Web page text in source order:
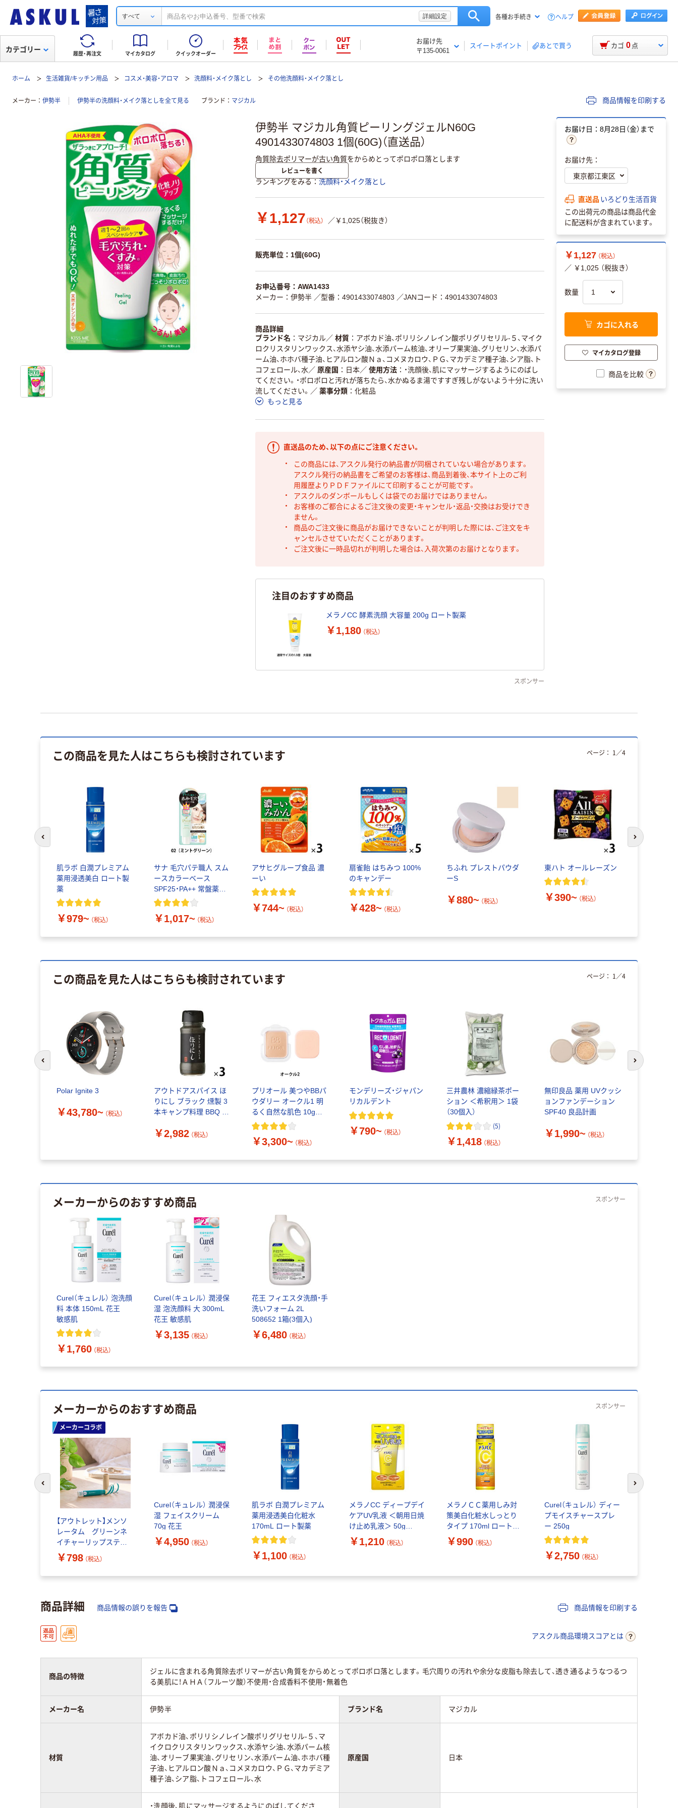
すべて 詳細設定 各種お手続き ヘルプ
履歴・再注文 マイカタログ クイックオーダー
お届け先
〒135-0061
スイートポイント あとで買う
カテゴリー カゴ 0 点
ホーム 生活雑貨/キッチン用品 コスメ・美容・アロマ 洗顔料・メイク落とし その他洗顔料・メイク落とし
メーカー 伊勢半 伊勢半の洗顔料・メイク落としを全て見る ブランド マジカル 商品情報を印刷する
伊勢半 マジカル角質ピーリングジェルN60G
4901433074803 1個(60G)（直送品）
角質除去ポリマーが古い角質をからめとってポロポロ落とします
レビューを書く
ランキングをみる 洗顔料・メイク落とし
￥1,127 （税込） ／￥1,025（税抜き）
販売単位：1個(60G)
お申込番号：AWA1433
メーカー：伊勢半 ／型番：4901433074803 ／JANコード：4901433074803
商品詳細
ブランド名
マジカル／ 材質
アボカド油、ポリリシノレイン酸ポリグリセリル-５、マイク
ロクリスタリンワックス、水添ヤシ油、水添パーム核油、オリーブ果実油、グリセリン、水添パ
ーム油、ホホバ種子油、ヒアルロン酸Ｎａ、コメヌカロウ、ＰＧ、マカデミア種子油、シア脂、ト
コフェロール、水 ／ 原産国 日本／ 使用方法
・洗顔後、肌にマッサージするようにのばし
てください。・ポロポロと汚れが落ちたら、水かぬるま湯ですすぎ残しがないよう十分に洗い
流してください。 ／ 薬事分類
化粧品
もっと見る
直送品のため、以下の点にご注意ください。
この商品には、アスクル発行の納品書が同梱されていない場合があります。
アスクル発行の納品書をご希望のお客様は、商品到着後、本サイト上のご利
用履歴よりＰＤＦファイルにて印刷することが可能です。
アスクルのダンボールもしくは袋でのお届けではありません。
お客様のご都合によるご注文後の変更・キャンセル・返品・交換はお受けでき
ません。
商品のご注文後に商品がお届けできないことが判明した際には、ご注文をキ
ャンセルさせていただくことがあります。
ご注文後に一時品切れが判明した場合は、入荷次第のお届けとなります。
注目のおすすめ商品
メラノCC 酵素洗顔 大容量 200g ロート製薬
￥1,180 （税込）
スポンサー
お届け日：8月28日（金）まで
お届け先：
直送品 いろどり生活百貨
この出荷元の商品は商品代金
に配送料が含まれています。
￥1,127 （税込）
／ ￥1,025 （税抜き）
数量
カゴに入れる
マイカタログ登録
商品を比較
この商品を見た人はこちらも検討されています
肌ラボ 白潤プレミアム
薬用浸透美白 ロート製
薬
￥979~ （税込）
サナ 毛穴パテ職人 スム
ースカラーベース
SPF25・PA++ 常盤薬品
工業
￥1,017~ （税込）
アサヒグループ食品 濃
ーい
￥744~ （税込）
扇雀飴 はちみつ 100%
のキャンデー
￥428~ （税込）
ちふれ プレストパウダ
ーS
￥880~ （税込）
東ハト オールレーズン
￥390~ （税込）
ページ： 1 ／4
次のスライド
この商品を見た人はこちらも検討されています
Polar Ignite 3
￥43,780~ （税込）
アウトドアスパイス ほ
りにし ブラック 燻製 3
本キャンプ料理 BBQ バ
万能調味料 ミモナ
￥2,982 （税込）
プリオール 美つやBBパ
ウダリー オークル1 明
るく自然な肌色 10g
SPF22・PA++ 資生堂
￥3,300~ （税込）
モンデリーズ・ジャパン
リカルデント
￥790~ （税込）
三井農林 濃縮緑茶ポー
ション ＜希釈用＞ 1袋
（30個入）
(5)
￥1,418 （税込）
無印良品 薬用 UVクッシ
ョンファンデーション
SPF40 良品計画
￥1,990~ （税込）
ページ： 1 ／4
前のスライドへ 次のスライド
メーカーからのおすすめ商品 スポンサー
Curel（キュレル） 泡洗顔
料 本体 150mL 花王
敏感肌
￥1,760 （税込）
Curel（キュレル） 潤浸保
湿 泡洗顔料 大 300mL
花王 敏感肌
￥3,135 （税込）
花王 フィエスタ洗顔・手
洗いフォーム 2L
508652 1箱(3個入)
￥6,480 （税込）
メーカーからのおすすめ商品 スポンサー
メーカーコラボ
【アウトレット】メンソ
レータム グリーンネ
イチャーリップスティ
ック 4.8g ロート製薬
限定
￥798 （税込）
Curel（キュレル） 潤浸保
湿 フェイスクリーム
70g 花王
￥4,950 （税込）
肌ラボ 白潤プレミアム
薬用浸透美白化粧水
170mL ロート製薬
￥1,100 （税込）
メラノCC ディープデイ
ケアUV乳液 ＜朝用日焼
け止め乳液＞ 50g
SPF50+・PA++++ ロート
製薬
￥1,210 （税込）
メラノＣＣ薬用しみ対
策美白化粧水しっとり
タイプ 170ml ロート製
薬
￥990 （税込）
Curel（キュレル） ディー
プモイスチャースプレ
ー 250g
￥2,750 （税込）
前のスライドへ 次のスライド
商品詳細 商品情報の誤りを報告 商品情報を印刷する
アスクル商品環境スコアとは
商品の特徴
ジェルに含まれる角質除去ポリマーが古い角質をからめとってポロポロ落とします。毛穴周りの汚れや余分な皮脂も除去して、透き通るようなつるつ
る美肌に！ＡＨＡ（フルーツ酸）不使用・合成香料不使用・無着色
メーカー名 伊勢半 ブランド名 マジカル
材質
アボカド油、ポリリシノレイン酸ポリグリセリル-５、マ
イクロクリスタリンワックス、水添ヤシ油、水添パーム核
油、オリーブ果実油、グリセリン、水添パーム油、ホホバ種
子油、ヒアルロン酸Ｎａ、コメヌカロウ、ＰＧ、マカデミア
種子油、シア脂、トコフェロール、水
原産国 日本
・洗顔後、肌にマッサージするようにのばしてくださ